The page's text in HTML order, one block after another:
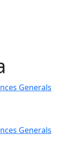
Generals
Generals